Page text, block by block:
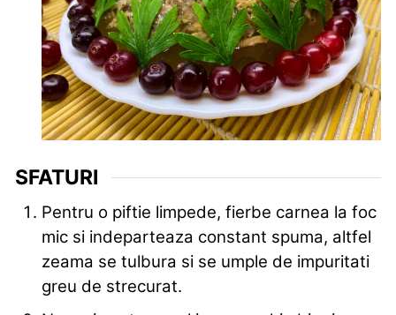
SFATURI
Pentru o piftie limpede, fierbe carnea la foc
mic si indeparteaza constant spuma, altfel
zeama se tulbura si se umple de impuritati
greu de strecurat.